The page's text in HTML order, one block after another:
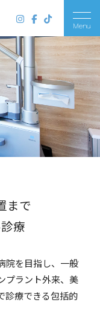
Menu
まで
療
院を目指し、一般
プラント外来、美
診療できる包括的